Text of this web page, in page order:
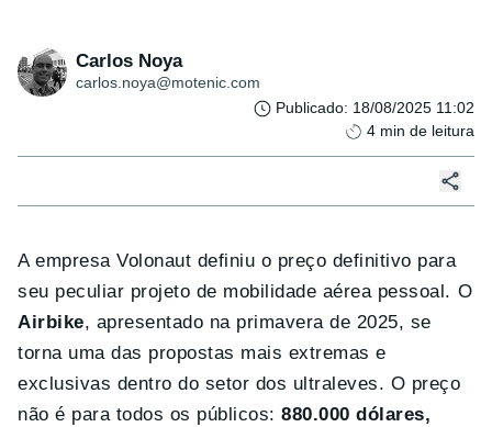
Carlos Noya
carlos.noya@motenic.com
Publicado: 18/08/2025 11:02
4 min de leitura
A empresa Volonaut definiu o preço definitivo para
seu peculiar projeto de mobilidade aérea pessoal. O
Airbike, apresentado na primavera de 2025, se
torna uma das propostas mais extremas e
exclusivas dentro do setor dos ultraleves. O preço
não é para todos os públicos:880.000 dólares,